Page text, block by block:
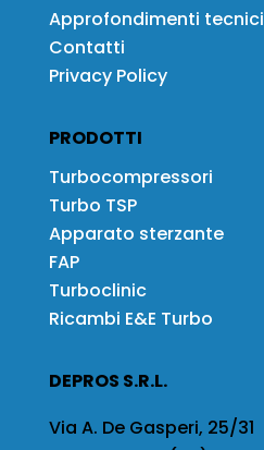
Approfondimenti tecnici
Contatti
Privacy Policy
PRODOTTI
Turbocompressori
Turbo TSP
Apparato sterzante
FAP
Turboclinic
Ricambi E&E Turbo
DEPROS S.R.L.
Via A. De Gasperi, 25/31